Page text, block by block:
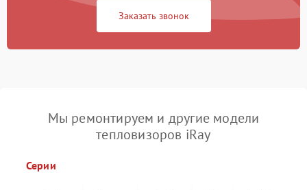
Заказать звонок
Мы ремонтируем и другие модели
тепловизоров iRay
Серии